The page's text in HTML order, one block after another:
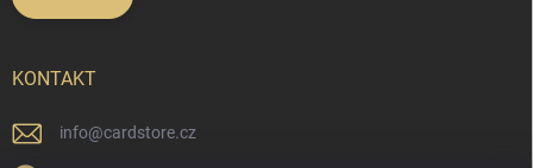
KONTAKT
info@cardstore.cz